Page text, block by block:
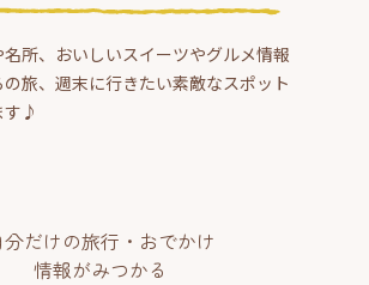
所、おいしいスイーツやグルメ情報
旅、週末に行きたい素敵なスポット
す♪
分だけの旅行・おでかけ
情報がみつかる